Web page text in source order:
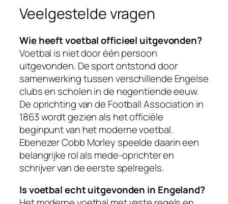
Veelgestelde vragen
Wie heeft voetbal officieel uitgevonden?
Voetbal is niet door één persoon
uitgevonden. De sport ontstond door
samenwerking tussen verschillende Engelse
clubs en scholen in de negentiende eeuw.
De oprichting van de Football Association in
1863 wordt gezien als het officiële
beginpunt van het moderne voetbal.
Ebenezer Cobb Morley speelde daarin een
belangrijke rol als mede-oprichter en
schrijver van de eerste spelregels.
Is voetbal echt uitgevonden in Engeland?